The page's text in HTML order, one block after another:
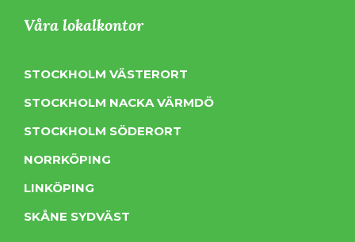
Våra lokalkontor
STOCKHOLM VÄSTERORT
STOCKHOLM NACKA VÄRMDÖ
STOCKHOLM SÖDERORT
NORRKÖPING
LINKÖPING
SKÅNE SYDVÄST